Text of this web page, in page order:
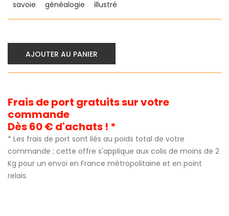
savoie généalogie illustré
AJOUTER AU PANIER
Frais de port gratuits sur votre
commande
Dès 60 € d'achats ! *
* Les frais de port sont liés au poids total de votre
commande ; cette offre s'applique aux colis de moins de 2
Kg pour un envoi en France métropolitaine et en point
relais.